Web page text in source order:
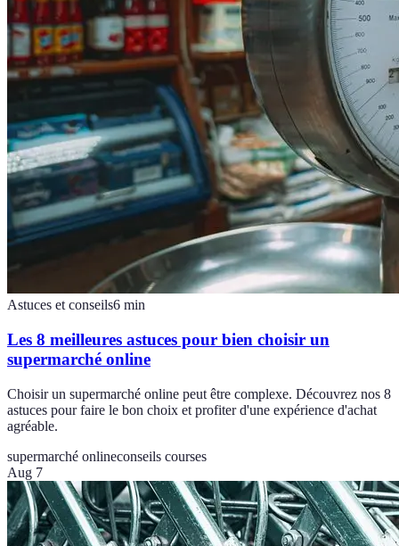
Astuces et conseils6 min
Les 8 meilleures astuces pour bien choisir un
supermarché online
Choisir un supermarché online peut être complexe. Découvrez nos 8
astuces pour faire le bon choix et profiter d'une expérience d'achat
agréable.
supermarché onlineconseils courses
Aug 7